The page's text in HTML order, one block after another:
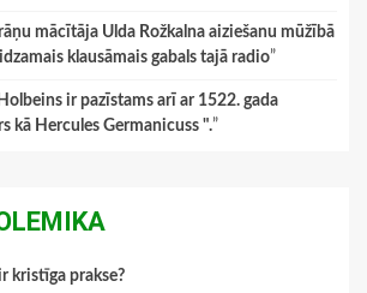
mācītāja Ulda Rožkalna aiziešanu mūžībā
klausāmais gabals tajā radio”
ir pazīstams arī ar 1522. gada
kā Hercules Germanicuss ".”
kristīga prakse?